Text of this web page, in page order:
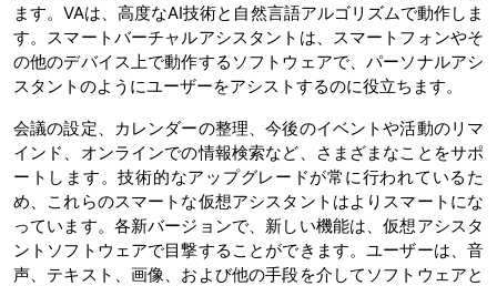
ます。VAは、高度なAI技術と自然言語アルゴリズムで動作しま
す。スマートバーチャルアシスタントは、スマートフォンやそ
の他のデバイス上で動作するソフトウェアで、パーソナルアシ
スタントのようにユーザーをアシストするのに役立ちます。
会議の設定、カレンダーの整理、今後のイベントや活動のリマ
インド、オンラインでの情報検索など、さまざまなことをサポ
ートします。技術的なアップグレードが常に行われているた
め、これらのスマートな仮想アシスタントはよりスマートにな
っています。各新バージョンで、新しい機能は、仮想アシスタ
ントソフトウェアで目撃することができます。ユーザーは、音
声、テキスト、画像、および他の手段を介してソフトウェアと